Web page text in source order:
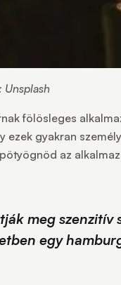
Unsplash
fölösleges
gyakran
az
meg
egy